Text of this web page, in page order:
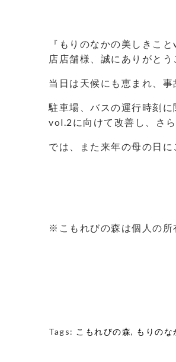
『もりのなかの美しきこ
店店舗様、誠にありがとう
当日は天候にも恵まれ、
駐車場、バスの運行時刻
vol.2に向けて改善し、さ
では、また来年の母の日に
※こもれびの森は個人の所
Tags: こもれびの森, もりのな